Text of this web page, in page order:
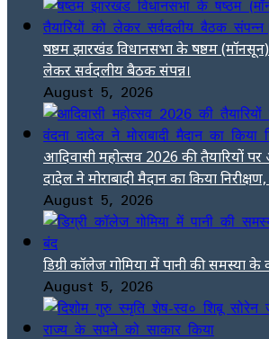
षष्ठम झारखंड विधानसभा के षष्ठम (मॉनसून)
लेकर सर्वदलीय बैठक संपन्न।
August 5, 2026
आदिवासी महोत्सव 2026 की तैयारियों
दादेल ने मोराबादी मैदान का किया निरीक्षण,
August 5, 2026
डिग्री कॉलेज गोमिया में पानी की समस्या
August 5, 2026